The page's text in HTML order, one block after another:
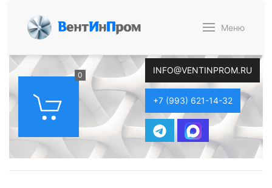
ВентИнПром Меню
0 INFO@VENTINPROM.RU
+7 (993) 621-14-32